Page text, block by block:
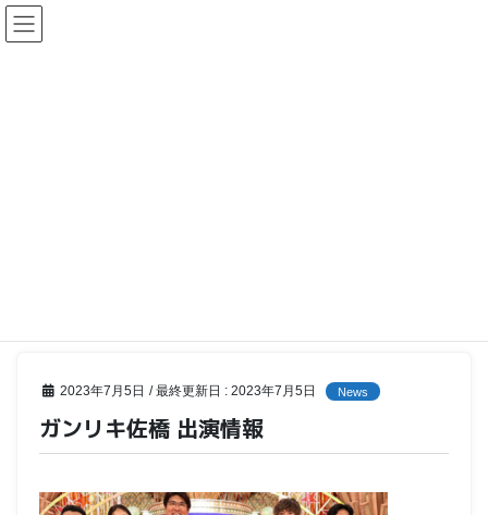
2023年7月5日 / 最終更新日 : 2023年7月5日 News
ガンリキ佐橋 出演情報